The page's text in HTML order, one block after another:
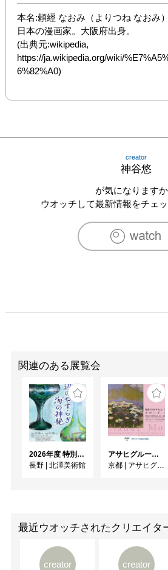
本名:頼經 なおみ（よりつね なおみ
日本の漫画家。大阪府出身。
(出典元:wikipedia,
https://ja.wikipedia.org/wiki/
6%82%A0)
creator
神谷悠
が気になりますか
ウオッチして最新情報をチェ
関連のある展覧会
2026年度 特別展「ガレとドーム、アール･ヌーヴォーのガラス 水辺のやすらぎ、海の神秘」
長野 | 北澤美術館
アサヒグループ大山崎山荘美術館 開館30周年記念展「没後100年 クロード・モネ」
京都 | アサヒグループ大山崎山荘美術館
最近ウオッチされたクリエイタ
creator creator